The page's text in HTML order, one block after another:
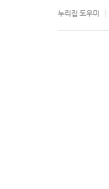
누리집 도우미
문의